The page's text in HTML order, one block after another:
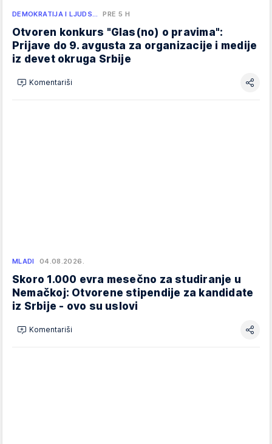
DEMOKRATIJA I LJUDS… PRE 5 H
Otvoren konkurs "Glas(no) o pravima":
Prijave do 9. avgusta za organizacije i medije
iz devet okruga Srbije
Komentariši
MLADI 04.08.2026.
Skoro 1.000 evra mesečno za studiranje u
Nemačkoj: Otvorene stipendije za kandidate
iz Srbije - ovo su uslovi
Komentariši